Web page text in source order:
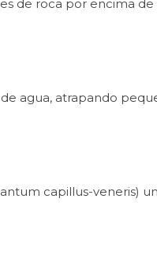
de roca por encima de
agua, atrapando
capillus-veneris)